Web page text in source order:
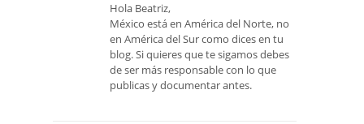
Hola Beatriz,
México está en América del Norte, no
en América del Sur como dices en tu
blog. Si quieres que te sigamos debes
de ser más responsable con lo que
publicas y documentar antes.